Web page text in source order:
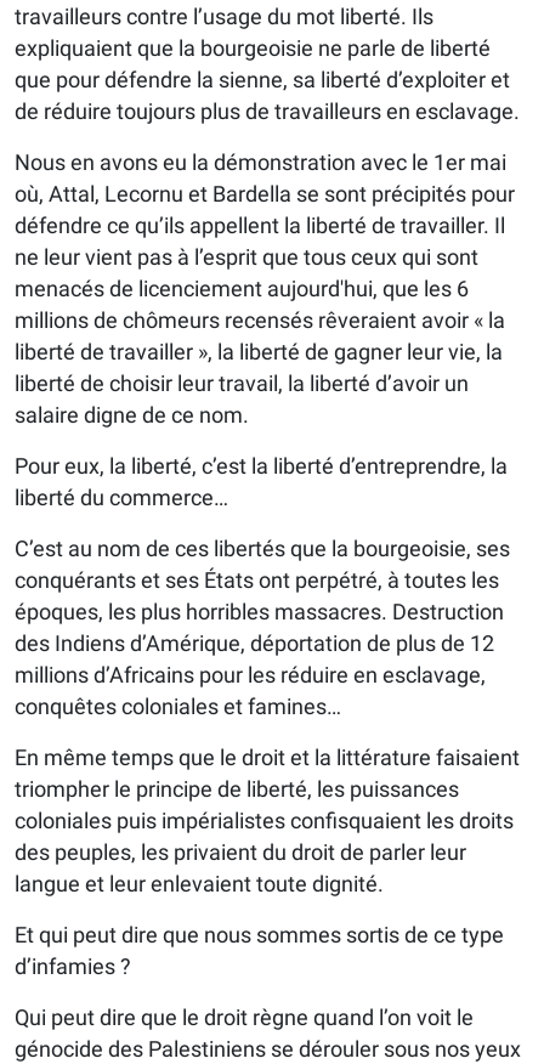
travailleurs contre l’usage du mot liberté. Ils
expliquaient que la bourgeoisie ne parle de liberté
que pour défendre la sienne, sa liberté d’exploiter et
de réduire toujours plus de travailleurs en esclavage.
Nous en avons eu la démonstration avec le 1er mai
où, Attal, Lecornu et Bardella se sont précipités pour
défendre ce qu’ils appellent la liberté de travailler. Il
ne leur vient pas à l’esprit que tous ceux qui sont
menacés de licenciement aujourd'hui, que les 6
millions de chômeurs recensés rêveraient avoir « la
liberté de travailler », la liberté de gagner leur vie, la
liberté de choisir leur travail, la liberté d’avoir un
salaire digne de ce nom.
Pour eux, la liberté, c’est la liberté d’entreprendre, la
liberté du commerce…
C’est au nom de ces libertés que la bourgeoisie, ses
conquérants et ses États ont perpétré, à toutes les
époques, les plus horribles massacres. Destruction
des Indiens d’Amérique, déportation de plus de 12
millions d’Africains pour les réduire en esclavage,
conquêtes coloniales et famines…
En même temps que le droit et la littérature faisaient
triompher le principe de liberté, les puissances
coloniales puis impérialistes confisquaient les droits
des peuples, les privaient du droit de parler leur
langue et leur enlevaient toute dignité.
Et qui peut dire que nous sommes sortis de ce type
d’infamies ?
Qui peut dire que le droit règne quand l’on voit le
génocide des Palestiniens se dérouler sous nos yeux